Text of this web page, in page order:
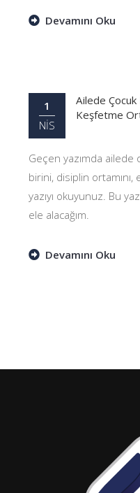
Devamını Oku
1
NİS
Ailede
Keşfetme
Geçen yazımda ailede
birini, disiplin ortamını,
yazıyı okuyunuz. Bu
ele alacağım.
Devamını Oku